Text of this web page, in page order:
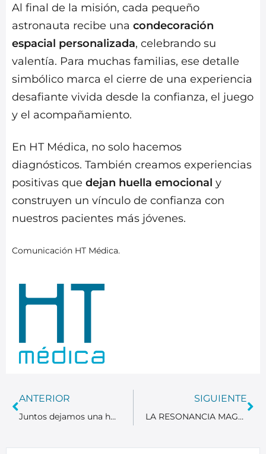
Al final de la misión, cada pequeño
astronauta recibe una condecoración
espacial personalizada, celebrando su
valentía. Para muchas familias, ese detalle
simbólico marca el cierre de una experiencia
desafiante vivida desde la confianza, el juego
y el acompañamiento.
En HT Médica, no solo hacemos
diagnósticos. También creamos experiencias
positivas que dejan huella emocional y
construyen un vínculo de confianza con
nuestros pacientes más jóvenes.
Comunicación HT Médica.
ANTERIOR
Juntos dejamos una huella que suma: HT Médica obtiene el certificado de Huella de Carbono 2023.
SIGUIENTE
LA RESONANCIA MAGNÉTICA: UNA HERRAMIENTA CLAVE EN LA DETECCIÓN PRECOZ DEL CÁNCER DE PRÓSTATA